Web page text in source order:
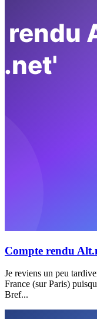
Compte rendu
Je reviens un peu
France (sur Paris)
Bref...